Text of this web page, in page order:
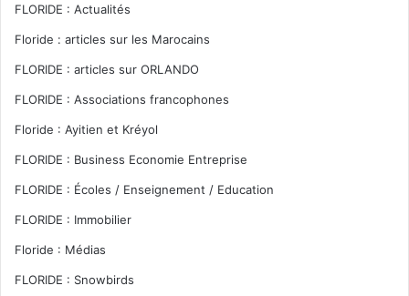
FLORIDE : Actualités
Floride : articles sur les Marocains
FLORIDE : articles sur ORLANDO
FLORIDE : Associations francophones
Floride : Ayitien et Kréyol
FLORIDE : Business Economie Entreprise
FLORIDE : Écoles / Enseignement / Education
FLORIDE : Immobilier
Floride : Médias
FLORIDE : Snowbirds